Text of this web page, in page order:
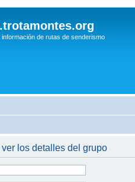
información de rutas de senderismo
los detalles del grupo